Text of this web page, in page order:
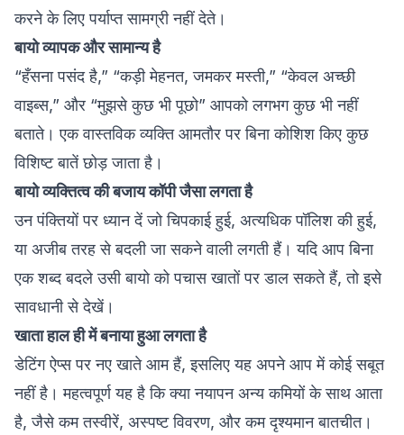
करने के लिए पर्याप्त सामग्री नहीं देते।
बायो व्यापक और सामान्य है
“हँसना पसंद है,” “कड़ी मेहनत, जमकर मस्ती,” “केवल अच्छी
वाइब्स,” और “मुझसे कुछ भी पूछो” आपको लगभग कुछ भी नहीं
बताते। एक वास्तविक व्यक्ति आमतौर पर बिना कोशिश किए कुछ
विशिष्ट बातें छोड़ जाता है।
बायो व्यक्तित्व की बजाय कॉपी जैसा लगता है
उन पंक्तियों पर ध्यान दें जो चिपकाई हुई, अत्यधिक पॉलिश की हुई,
या अजीब तरह से बदली जा सकने वाली लगती हैं। यदि आप बिना
एक शब्द बदले उसी बायो को पचास खातों पर डाल सकते हैं, तो इसे
सावधानी से देखें।
खाता हाल ही में बनाया हुआ लगता है
डेटिंग ऐप्स पर नए खाते आम हैं, इसलिए यह अपने आप में कोई सबूत
नहीं है। महत्वपूर्ण यह है कि क्या नयापन अन्य कमियों के साथ आता
है, जैसे कम तस्वीरें, अस्पष्ट विवरण, और कम दृश्यमान बातचीत।